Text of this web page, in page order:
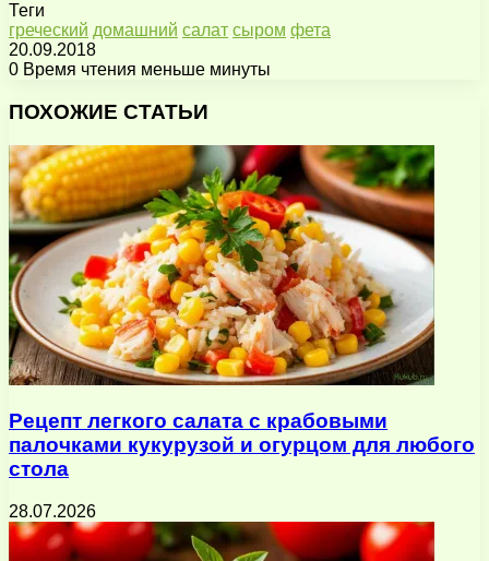
Теги
греческий домашний салат сыром фета
20.09.2018
0 Время чтения меньше минуты
через
почту
ПОХОЖИЕ СТАТЬИ
Рецепт легкого салата с крабовыми
палочками кукурузой и огурцом для любого
стола
28.07.2026